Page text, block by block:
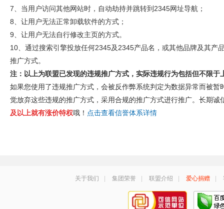
7、当用户访问其他网站时，自动劫持并跳转到2345网址导航；
8、让用户无法正常卸载软件的方式；
9、让用户无法自行修改主页的方式。
10、 通过搜索引擎投放任何2345及2345产品名，或其他品牌及其产
推广方式。
注：以上为联盟已发现的违规推广方式，实际违规行为包括但不限于
如果您使用了违规推广方式，会被反作弊系统判定为数据异常而被暂
觉放弃这些违规的推广方式，采用合规的推广方式进行推广。长期诚
及以上就有涨价特权哦！ 点击查看信誉体系详情
关于我们 集团荣誉 联盟介绍 爱心捐赠